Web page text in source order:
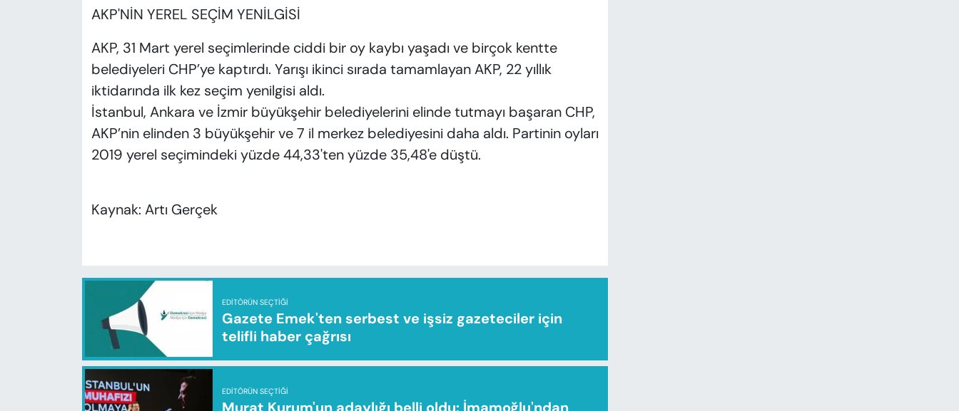
AKP'NİN YEREL SEÇİM YENİLGİSİ
AKP, 31 Mart yerel seçimlerinde ciddi bir oy kaybı yaşadı ve birçok kentte
belediyeleri CHP’ye kaptırdı. Yarışı ikinci sırada tamamlayan AKP, 22 yıllık
iktidarında ilk kez seçim yenilgisi aldı.
İstanbul, Ankara ve İzmir büyükşehir belediyelerini elinde tutmayı başaran CHP,
AKP’nin elinden 3 büyükşehir ve 7 il merkez belediyesini daha aldı. Partinin oyları
2019 yerel seçimindeki yüzde 44,33'ten yüzde 35,48'e düştü.
Kaynak: Artı Gerçek
EDITÖRÜN SEÇTIĞI
Gazete Emek'ten serbest ve işsiz gazeteciler için
telifli haber çağrısı
EDITÖRÜN SEÇTIĞI
Murat Kurum'un adaylığı belli oldu: İmamoğlu'ndan